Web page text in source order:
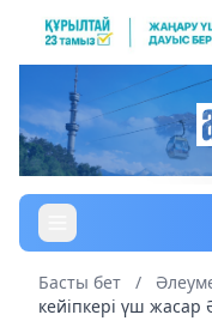
Басты бет /
кейіпкері үш жасар